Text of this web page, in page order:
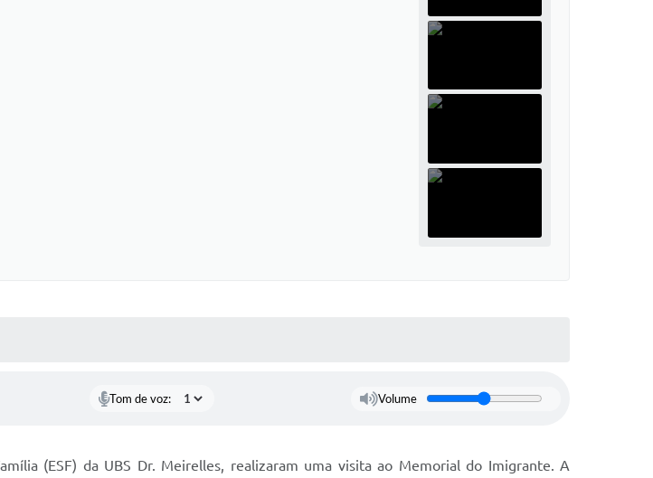
Tom de voz: Volume
(ESF) da UBS Dr. Meirelles, realizaram uma visita ao Memorial do Imigrante. A